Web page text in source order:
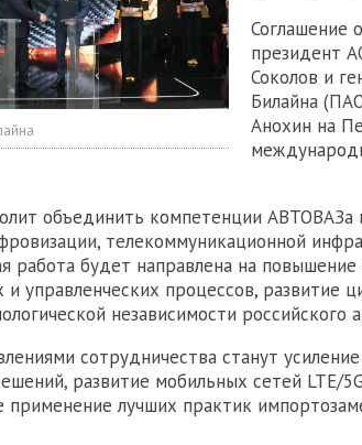
Соглашение
президент
Соколов и
Билайна
Анохин на
объединить компетенции АВТОВАЗа
телекоммуникационной
работа будет направлена на
и управленческих процессов, развитие
независимости российского
сотрудничества станут
развитие мобильных сетей LTE/
применение лучших практик